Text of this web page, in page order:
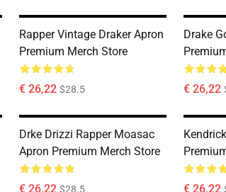
Rapper Vintage Draker Apron
Premium Merch Store
€ 26,22 $28.5
Drake
€ 26,22
Drke Drizzi Rapper Moasac
Apron Premium Merch Store
€ 26,22 $28.5 € 26,22